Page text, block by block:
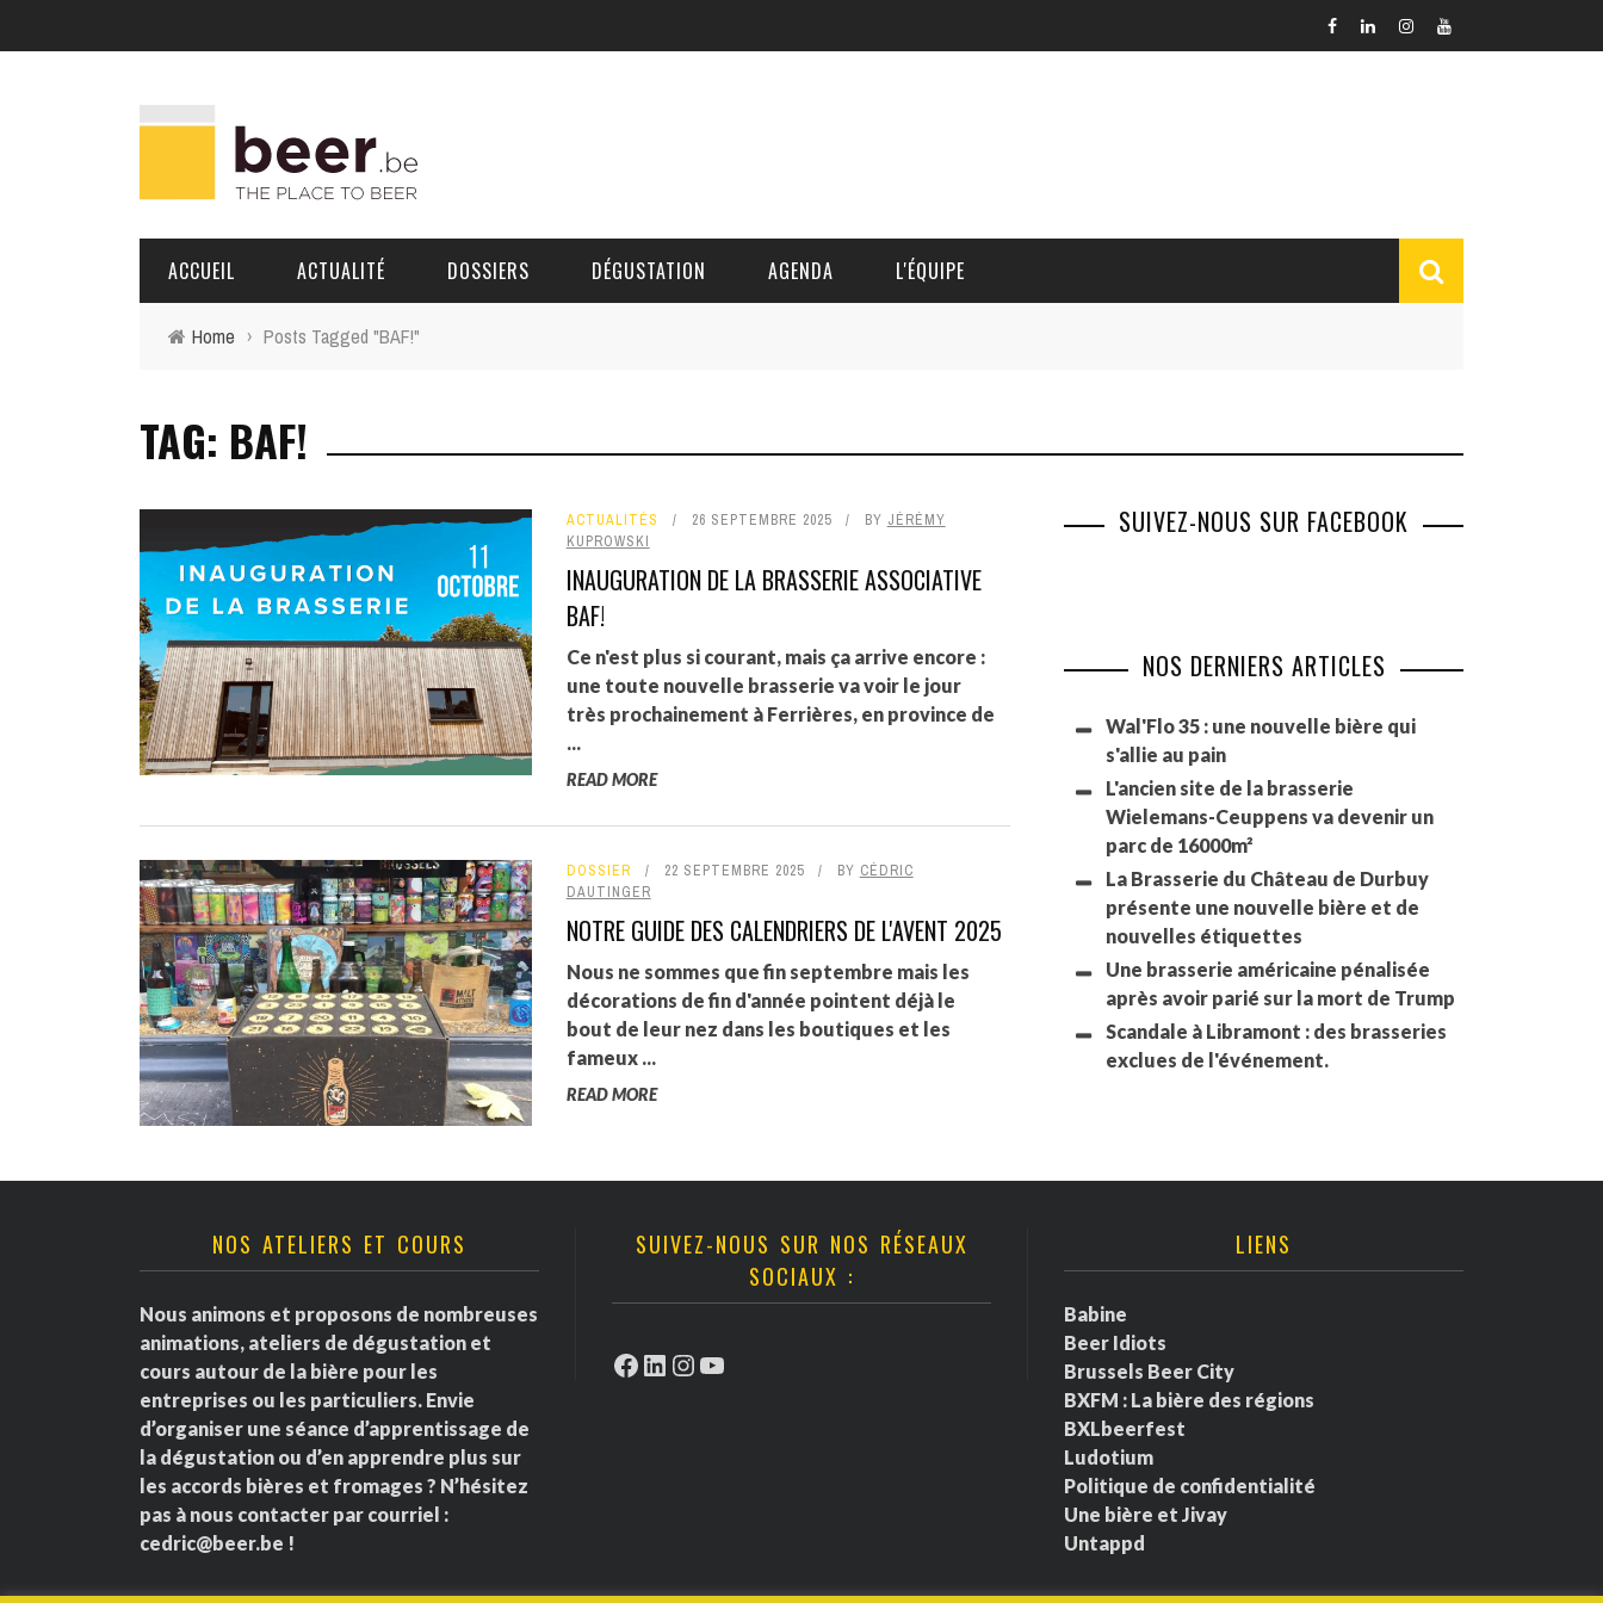
ACCUEIL ACTUALITÉ DOSSIERS DÉGUSTATION AGENDA L'ÉQUIPE
HÉLÈNE SPITAELS
AGALMA PADAW0NE
FLORENCE CONSTANTIN
Home › Posts Tagged "BAF!"
TAG: BAF!
ACTUALITÉS 26 SEPTEMBRE 2025 BY JÉRÉMY
KUPROWSKI
INAUGURATION DE LA BRASSERIE ASSOCIATIVE
BAF!
Ce n'est plus si courant, mais ça arrive encore :
une toute nouvelle brasserie va voir le jour
très prochainement à Ferrières, en province de
...
READ MORE
DOSSIER 22 SEPTEMBRE 2025 BY CÉDRIC
DAUTINGER
NOTRE GUIDE DES CALENDRIERS DE L'AVENT 2025
Nous ne sommes que fin septembre mais les
décorations de fin d'année pointent déjà le
bout de leur nez dans les boutiques et les
fameux ...
READ MORE
SUIVEZ-NOUS SUR FACEBOOK
NOS DERNIERS ARTICLES
Wal'Flo 35 : une nouvelle bière qui
s'allie au pain
L'ancien site de la brasserie
Wielemans-Ceuppens va devenir un
parc de 16000m²
La Brasserie du Château de Durbuy
présente une nouvelle bière et de
nouvelles étiquettes
Une brasserie américaine pénalisée
après avoir parié sur la mort de Trump
Scandale à Libramont : des brasseries
exclues de l'événement.
NOS ATELIERS ET COURS
Nous animons et proposons de nombreuses
animations, ateliers de dégustation et
cours autour de la bière pour les
entreprises ou les particuliers. Envie
d’organiser une séance d’apprentissage de
la dégustation ou d’en apprendre plus sur
les accords bières et fromages ? N’hésitez
pas à nous contacter par courriel :
cedric@beer.be !
SUIVEZ-NOUS SUR NOS RÉSEAUX
SOCIAUX :
Facebook
LinkedIn
Instagram
YouTube
LIENS
Babine
Beer Idiots
Brussels Beer City
BXFM : La bière des régions
BXLbeerfest
Ludotium
Politique de confidentialité
Une bière et Jivay
Untappd